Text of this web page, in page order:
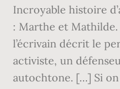
Incroyable histoire
: Marthe et Mathilde.
l’écrivain décrit le
activiste, un
autochtone. […] Si on